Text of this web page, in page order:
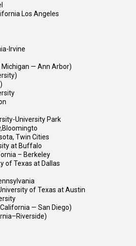
Los Angeles
Irvine
Michigan — Ann Arbor)
University Park
Twin Cities
at Buffalo
– Berkeley
of Texas at Dallas
of Texas at Austin
— San Diego)